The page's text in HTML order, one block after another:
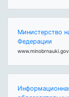
Министерство
Федерации